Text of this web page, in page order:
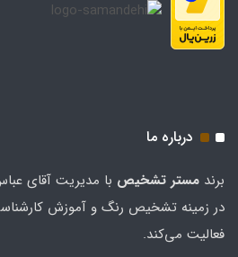
درباره ما
برند مستر تشخيص
در زمینه تشخیص رنگ و آموزش
فعالیت می‌کند.